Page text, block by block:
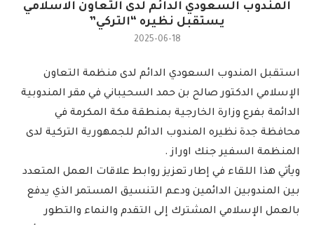
المندوب السعودي الدائم لدى التعاون الاسلامي
يستقبل نظيره “التركي”
2025-06-18
استقبل المندوب السعودي الدائم لدى منظمة التعاون
الإسلامي الدكتور صالح بن حمد السحيباني في مقر المندوبية
الدائمة بفرع وزارة الخارجية بمنطقة مكة المكرمة في
محافظة جدة نظيره المندوب الدائم للجمهورية التركية لدى
المنظمة السفير جنك اوراز .
ويأتي هذا اللقاء في إطار تعزيز روابط علاقات العمل المتعدد
بين المندوبين الدائمين ودعم التنسيق المستمر الذي يدفع
بالعمل الإسلامي المشترك إلى التقدم والنماء والتطور